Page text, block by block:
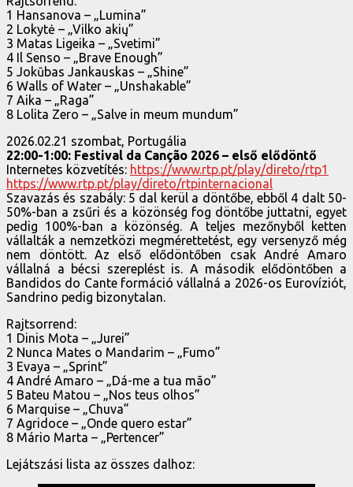
1 Hansanova – „Lumina”
2 Lokytė – „Vilko akių”
3 Matas Ligeika – „Svetimi”
4 Il Senso – „Brave Enough”
5 Jokūbas Jankauskas – „Shine”
6 Walls of Water – „Unshakable”
7 Aika – „Raga”
8 Lolita Zero – „Salve in meum mundum”
2026.02.21 szombat, Portugália
22:00-1:00: Festival da Canção 2026 – első elődöntő
Internetes közvetítés: https://www.rtp.pt/play/direto/rtp1
https://www.rtp.pt/play/direto/rtpinternacional
Szavazás és szabály: 5 dal kerül a döntőbe, ebből 4 dalt 50-
50%-ban a zsűri és a közönség fog döntőbe juttatni, egyet
pedig 100%-ban a közönség. A teljes mezőnyből ketten
vállalták a nemzetközi megmérettetést, egy versenyző még
nem döntött. Az első elődöntőben csak André Amaro
vállalná a bécsi szereplést is. A második elődöntőben a
Bandidos do Cante formáció vállalná a 2026-os Eurovíziót,
Sandrino pedig bizonytalan.
Rajtsorrend:
1 Dinis Mota – „Jurei”
2 Nunca Mates o Mandarim – „Fumo”
3 Evaya – „Sprint”
4 André Amaro – „Dá-me a tua mão”
5 Bateu Matou – „Nos teus olhos”
6 Marquise – „Chuva”
7 Agridoce – „Onde quero estar”
8 Mário Marta – „Pertencer”
Lejátszási lista az összes dalhoz: